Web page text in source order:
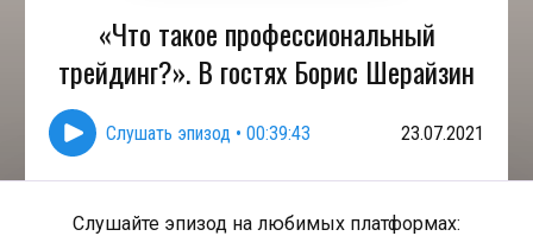
«Что такое профессиональный
трейдинг?». В гостях Борис Шерайзин
Слушать эпизод • 00:39:43 23.07.2021
Слушайте эпизод на любимых платформах: